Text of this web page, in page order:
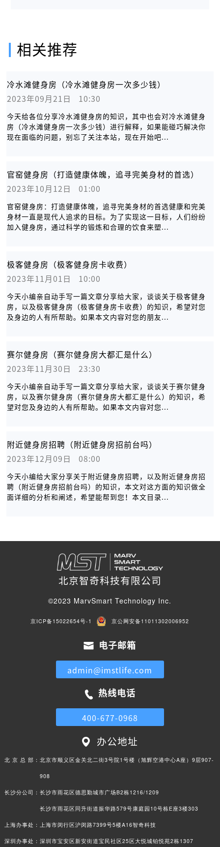
相关推荐
冷水滩健身房（冷水滩健身房一次多少钱）
2023年09月21日   10:30
今天给各位分享冷水滩健身房的知识，其中也会对冷水滩健身
房（冷水滩健身房一次多少钱）进行解释，如果能碰巧解决你
现在面临的问题，别忘了关注本站，现在开始吧...
官窑健身房（打造健康体魄，追寻完美身材的首选）
2023年10月12日   01:00
官窑健身房：打造健康体魄，追寻完美身材的首选健康和完美
身材一直是现代人追求的目标。为了实现这一目标，人们纷纷
加入健身房，通过科学的锻炼和合理的饮食来塑...
极客健身房（极客健身房卡收费）
2023年11月01日   10:00
今天小编亲自动手写一篇文章分享给大家，谈谈关于极客健身
房，以及极客健身房（极客健身房卡收费）的知识，希望对您
及身边的人有所帮助。如果本文内容对您的朋友...
赛尔健身房（赛尔健身房大都汇是什么）
2023年11月30日   23:30
今天小编亲自动手写一篇文章分享给大家，谈谈关于赛尔健身
房，以及赛尔健身房（赛尔健身房大都汇是什么）的知识，希
望对您及身边的人有所帮助。如果本文内容对您...
附近健身房招聘（附近健身房招前台吗）
2023年12月09日   08:00
今天小编给大家分享关于附近健身房招聘，以及附近健身房招
聘（附近健身房招前台吗）的知识，本文对这方面的知识做全
面详细的分析和阐述，希望能帮到您！本文目录...
北京智奇科技有限公司
©2023 MarvSmart Technology Inc.
京ICP备15022654号-1 京公网安备11011302006952
电子邮箱
admin@imstlife.com
热线电话
400-677-0968
办公地址
北 京 总 部： 北京市顺义区金关北二街3号院1号楼（旭辉空港中心A座）9层907-
908
长沙分公司： 长沙市雨花区德思勤城市广场B2栋1216/1209
长沙市雨花区同升街道振华路579号康庭园10号栋E座3楼303
上海办事处： 上海市闵行区沪闵路7399号5楼A16智奇科技
深圳办事处： 深圳市宝安区新安街道宝民社区25区大悦城铂悦苑2栋1307